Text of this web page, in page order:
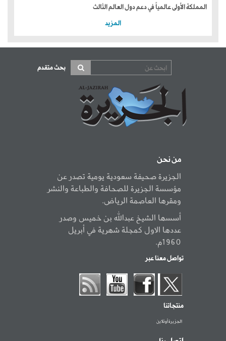
المملكة الأولى عالمياً في دعم دول العالم الثالث
المزيد
بحث متقدم
من نحن
الجزيرة صحيفة سعودية يومية تصدر عن
مؤسسة الجزيرة للصحافة والطباعة والنشر
ومقرها العاصمة الرياض.
أسسها الشيخ عبدالله بن خميس وصدر
عددها الاول كمجلة شهرية في أبريل
1960م.
تواصل معنا عبر
منتجاتنا
الجزيرة أونلاين